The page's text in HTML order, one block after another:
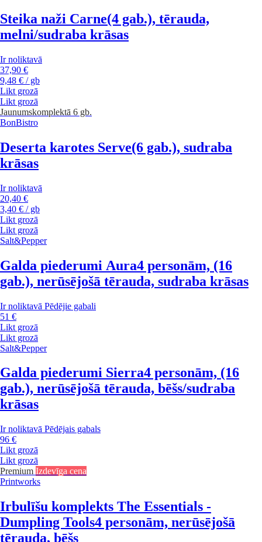
Steika naži Carne(4 gab.), tērauda,
melni/sudraba krāsas
Ir noliktavā
37,90 €
9,48 € / gb
Likt grozā
Likt grozā
Jaunumskomplektā 6 gb.
BonBistro
Deserta karotes Serve(6 gab.), sudraba
krāsas
Ir noliktavā
20,40 €
3,40 € / gb
Likt grozā
Likt grozā
Salt&Pepper
Galda piederumi Aura4 personām, (16
gab.), nerūsējošā tērauda, sudraba krāsas
Ir noliktavā Pēdējie gabali
51 €
Likt grozā
Likt grozā
Salt&Pepper
Galda piederumi Sierra4 personām, (16
gab.), nerūsējošā tērauda, bēšs/sudraba
krāsas
Ir noliktavā Pēdējais gabals
96 €
Likt grozā
Likt grozā
Premium Izdevīga cena
Printworks
Irbulīšu komplekts The Essentials -
Dumpling Tools4 personām, nerūsējošā
tērauda, bēšs